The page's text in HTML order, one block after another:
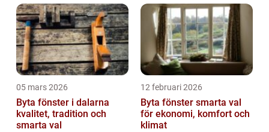
05 mars 2026
Byta fönster i dalarna
kvalitet, tradition och
smarta val
12 februari 2026
Byta fönster smarta val
för ekonomi, komfort och
klimat